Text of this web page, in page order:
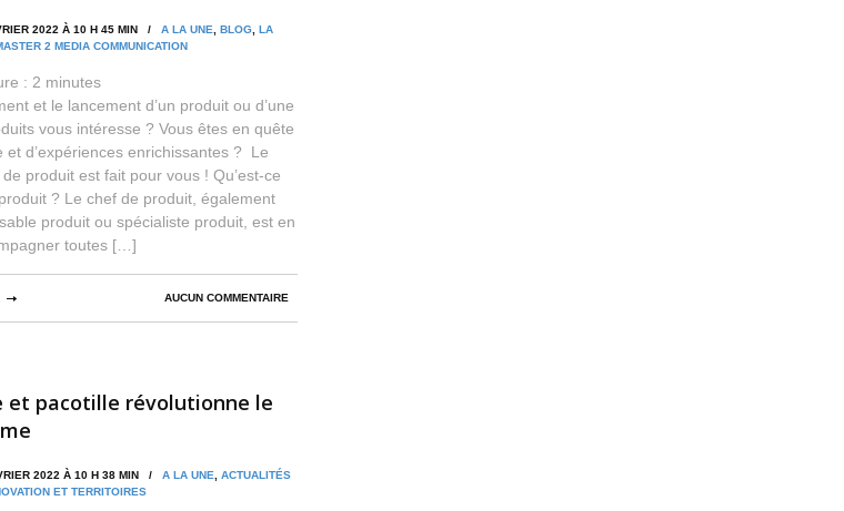
2022 À 10 H 45 MIN / A LA UNE BLOG LA
2 MEDIA COMMUNICATION
: 2 minutes
et le lancement d’un produit ou d’une
vous intéresse ? Vous êtes en quête
et d’expériences enrichissantes ? Le
produit est fait pour vous ! Qu’est-ce
? Le chef de produit, également
produit ou spécialiste produit, est en
toutes […]
AUCUN COMMENTAIRE
et pacotille révolutionne le
2022 À 10 H 38 MIN / A LA UNE
ACTUALITÉS
ET TERRITOIRES